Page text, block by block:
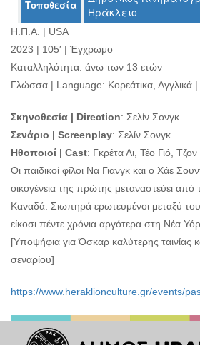
ΤΟΠΟΣ
ΜΑΣ
ΑΝΘΕΚΤΙΚΗ
ΠΟΛΗ
Τοποθεσία
Ηράκλειο
Η.Π.Α. | USA
2023 | 105′ | Έγχρωμο
Καταλληλότητα: άνω των 13 ετών
Γλώσσα | Language: Κορεάτικα, Αγγλικά
Σκηνοθεσία | Direction: Σελίν Σονγκ
Σενάριο | Screenplay: Σελίν Σονγκ
Ηθοποιοί | Cast: Γκρέτα Λι, Τέο Γιό,
Οι παιδικοί φίλοι Να Γιανγκ και ο Χάε
οικογένεια της πρώτης μεταναστεύει
Καναδά. Σιωπηρά ερωτευμένοι μεταξύ
είκοσι πέντε χρόνια αργότερα στη Νέα
[Υποψήφια για Όσκαρ καλύτερης ταινίας
σεναρίου]
https://www.heraklionculture.gr/events/